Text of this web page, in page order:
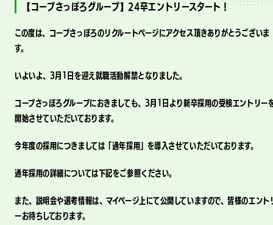
【コープさっぽろグループ】24卒エントリースタート！
この度は、コープさっぽろのリクルートページにアクセス頂きありがとうございま
す。
いよいよ、3月1日を迎え就職活動解禁となりました。
コープさっぽろグループにおきましても、3月1日より新卒採用の受検エントリー
開始させていただいております。
今年度の採用につきましては「通年採用」を導入させていただいております。
通年採用の詳細については下記をご参照ください。
また、説明会や選考情報は、マイページ上にて公開していますので、皆様のエント
ーお待ちしております。